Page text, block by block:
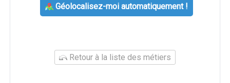
Géolocalisez-moi automatiquement !
Retour à la liste des métiers